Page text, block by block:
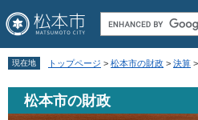
ペ
メ現在地 トップページ > 松本市の財政 > 決算 >
松本市の財政